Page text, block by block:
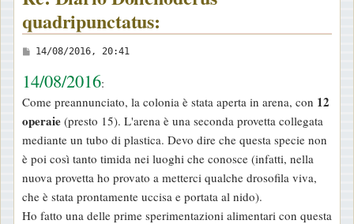
quadripunctatus:
M
s
s
a
g
g
i
o
14/08/2016, 20:41
14/08/2016:
Come preannunciato, la colonia è stata aperta in arena, con 12
operaie (presto 15). L'arena è una seconda provetta collegata
mediante un tubo di plastica. Devo dire che questa specie non
è poi così tanto timida nei luoghi che conosce (infatti, nella
nuova provetta ho provato a metterci qualche drosofila viva,
che è stata prontamente uccisa e portata al nido).
Ho fatto una delle prime sperimentazioni alimentari con questa